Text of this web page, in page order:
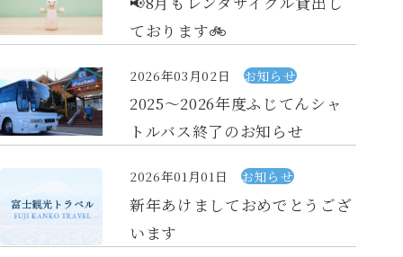
ております🚲
2026年03月02日 お知らせ
2025～2026年度ふじてんシャ
トルバス終了のお知らせ
2026年01月01日 お知らせ
新年あけましておめでとうござ
います
標準旅行約款
特定商取引に基づく表記
カスタマーハラスメント基本指針
プライバシーポリシー
旅行業務取扱料金表